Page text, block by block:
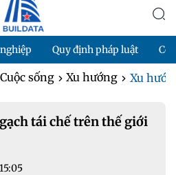
Quy định pháp luật
sống Xu hướng Xu
tái chế trên thế giới